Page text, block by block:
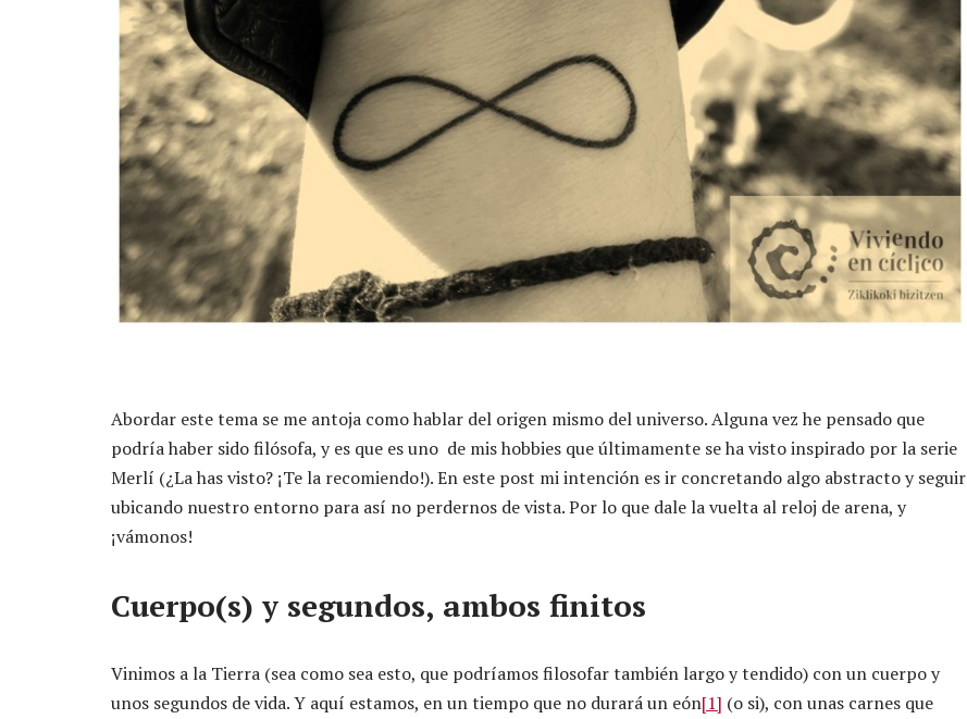
Abordar este tema se me antoja como hablar del origen mismo del universo. Alguna vez he pensado que
podría haber sido filósofa, y es que es uno de mis hobbies que últimamente se ha visto inspirado por la serie
Merlí (¿La has visto? ¡Te la recomiendo!). En este post mi intención es ir concretando algo abstracto y seguir
ubicando nuestro entorno para así no perdernos de vista. Por lo que dale la vuelta al reloj de arena, y
¡vámonos!
Cuerpo(s) y segundos, ambos finitos
Vinimos a la Tierra (sea como sea esto, que podríamos filosofar también largo y tendido) con un cuerpo y
unos segundos de vida. Y aquí estamos, en un tiempo que no durará un eón[1] (o si), con unas carnes que